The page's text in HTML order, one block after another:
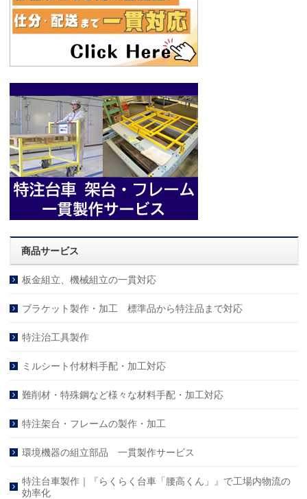
商品サービス
板金組立、機械組立の一貫対応
ブラケット製作・加工 標準品から特注品まで対応
特注治工具製作
ミルシート付材料手配・加工対応
難削材・特殊鋼など様々な材料手配・加工対応
特注架台・フレームの製作・加工
環境機器の組立部品 一貫製作サービス
特注台車製作｜『らくらく台車「腰高くん」』で工場内物流の
効率化